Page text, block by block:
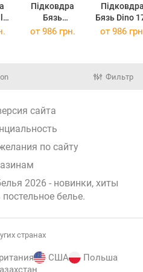
Підковдра
Бязь
Christiano 175
Бязь Dino 175
x 210 см
от 986 грн. от 986
Фильтр
сайта
по сайту
2026 - новинки, хиты
постельное белье.
странах
США
Польша